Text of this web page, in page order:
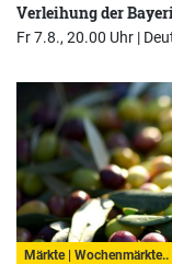
Verleihung der
Fr 7.8., 20.00 Uhr |
Märkte | Wochenmärkte..